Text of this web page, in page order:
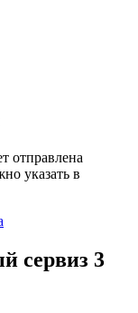
отправлена
указать в
сервиз 3